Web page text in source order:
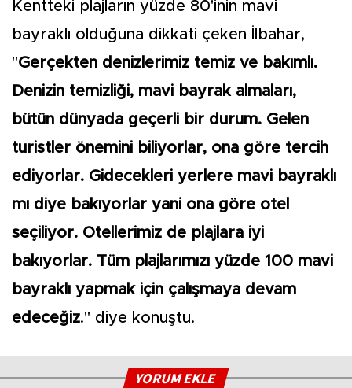
Kentteki plajların yüzde 80'inin mavi
bayraklı olduğuna dikkati çeken İlbahar,
"Gerçekten denizlerimiz temiz ve bakımlı.
Denizin temizliği, mavi bayrak almaları,
bütün dünyada geçerli bir durum. Gelen
turistler önemini biliyorlar, ona göre tercih
ediyorlar. Gidecekleri yerlere mavi bayraklı
mı diye bakıyorlar yani ona göre otel
seçiliyor. Otellerimiz de plajlara iyi
bakıyorlar. Tüm plajlarımızı yüzde 100 mavi
bayraklı yapmak için çalışmaya devam
edeceğiz." diye konuştu.
YORUM EKLE